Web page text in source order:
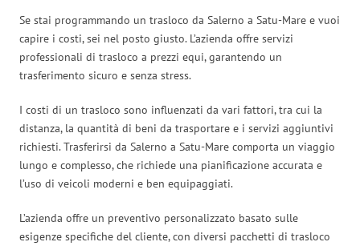
Se stai programmando un trasloco da Salerno a Satu-Mare e vuoi
capire i costi, sei nel posto giusto. L’azienda offre servizi
professionali di trasloco a prezzi equi, garantendo un
trasferimento sicuro e senza stress.
I costi di un trasloco sono influenzati da vari fattori, tra cui la
distanza, la quantità di beni da trasportare e i servizi aggiuntivi
richiesti. Trasferirsi da Salerno a Satu-Mare comporta un viaggio
lungo e complesso, che richiede una pianificazione accurata e
l’uso di veicoli moderni e ben equipaggiati.
L’azienda offre un preventivo personalizzato basato sulle
esigenze specifiche del cliente, con diversi pacchetti di trasloco